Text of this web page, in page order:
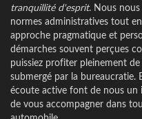
tranquillité d'esprit. Nous nous
normes administratives tout
approche pragmatique et
démarches souvent perçues
puissiez profiter pleinement
submergé par la
écoute active font de nous un
de vous accompagner dans